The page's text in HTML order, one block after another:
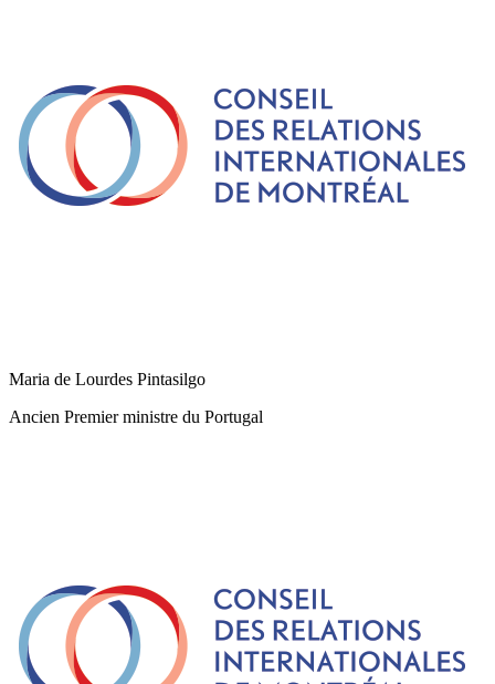
Maria de Lourdes Pintasilgo
Ancien Premier ministre du Portugal